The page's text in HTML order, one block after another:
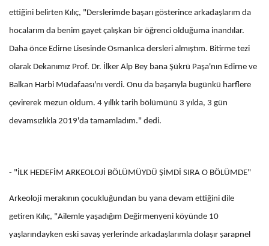
ettiğini belirten Kılıç, "Derslerimde başarı gösterince arkadaşlarım da
hocalarım da benim gayet çalışkan bir öğrenci olduğuma inandılar.
Daha önce Edirne Lisesinde Osmanlıca dersleri almıştım. Bitirme tezi
olarak Dekanımız Prof. Dr. İlker Alp Bey bana Şükrü Paşa'nın Edirne ve
Balkan Harbi Müdafaası'nı verdi. Onu da başarıyla bugünkü harflere
çevirerek mezun oldum. 4 yıllık tarih bölümünü 3 yılda, 3 gün
devamsızlıkla 2019'da tamamladım." dedi.
- "İLK HEDEFİM ARKEOLOJİ BÖLÜMÜYDÜ ŞİMDİ SIRA O BÖLÜMDE"
Arkeoloji merakının çocukluğundan bu yana devam ettiğini dile
getiren Kılıç, "Ailemle yaşadığım Değirmenyeni köyünde 10
yaşlarındayken eski savaş yerlerinde arkadaşlarımla dolaşır şarapnel